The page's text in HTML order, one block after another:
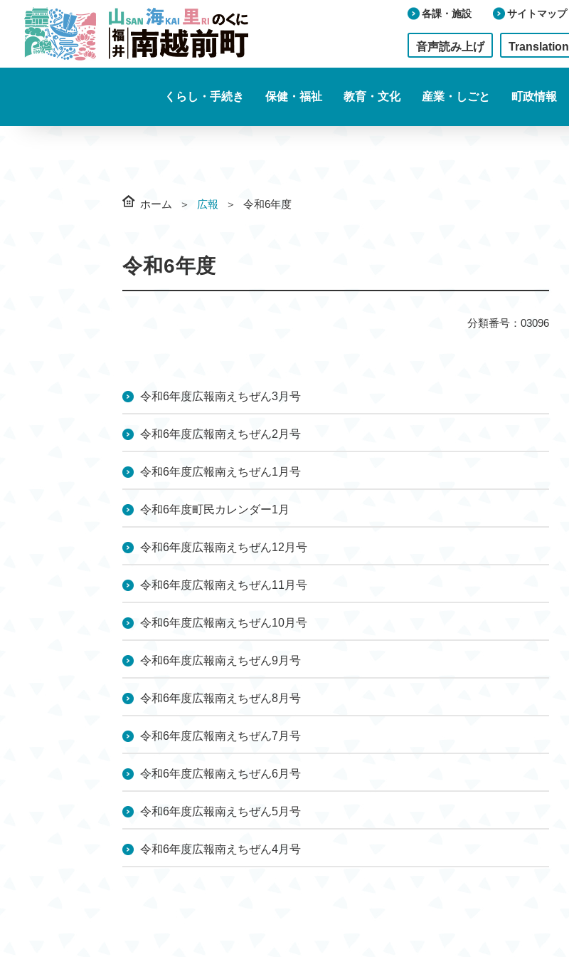
各課・施設 サイトマップ
音声読み上げ Translation
くらし・手続き 保健・福祉 教育・文化 産業・しごと 町政情報
ホーム 広報 令和6年度
令和6年度
分類番号：03096
令和6年度広報南えちぜん3月号
令和6年度広報南えちぜん2月号
令和6年度広報南えちぜん1月号
令和6年度町民カレンダー1月
令和6年度広報南えちぜん12月号
令和6年度広報南えちぜん11月号
令和6年度広報南えちぜん10月号
令和6年度広報南えちぜん9月号
令和6年度広報南えちぜん8月号
令和6年度広報南えちぜん7月号
令和6年度広報南えちぜん6月号
令和6年度広報南えちぜん5月号
令和6年度広報南えちぜん4月号